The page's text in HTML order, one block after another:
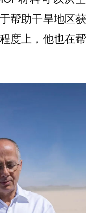
帮助干旱地区获
度上，他也在帮